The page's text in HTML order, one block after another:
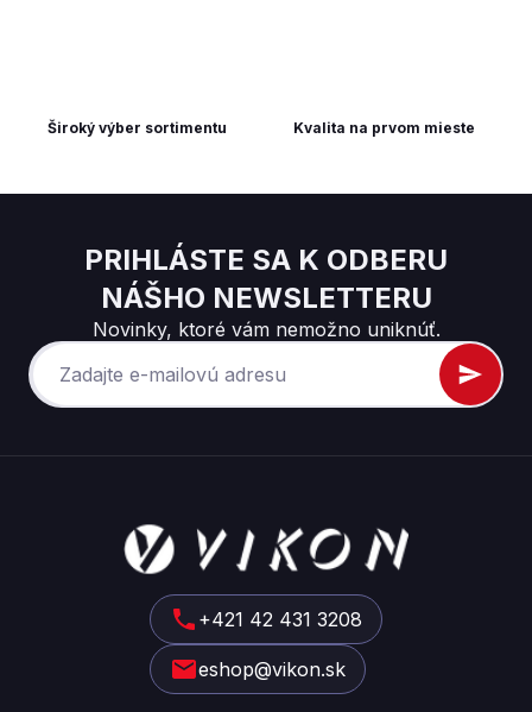
Kvalita na prvom mieste
Široký výber sortimentu
PRIHLÁSTE SA K ODBERU
NÁŠHO NEWSLETTERU
Novinky, ktoré vám nemožno uniknúť.
+421 42 431 3208
eshop@vikon.sk